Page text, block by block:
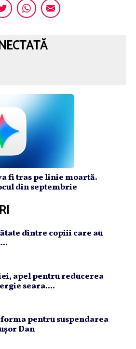
fi tras pe linie moartă.
din septembrie
dintre copiii care au
apel pentru reducerea
seara....
pentru suspendarea
Dan